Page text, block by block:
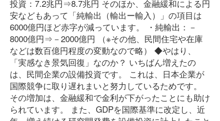
投資：7.2兆円⇒8.7兆円 そのほか、金融緩和による円
安などもあって「純輸出（輸出ー輸入）」の項目は
6000億円ほど赤字が減っています。 ・純輸出：－
8000億円⇒－2000億円 （※その他、民間住宅や在庫
などは数百億円程度の変動なので略） ◆やはり、
「実感なき景気回復」なのか？ いちばん増えたの
は、民間企業の設備投資です。 これは、日本企業が
国際競争に取り遅れまいと努力しているためです。
その増加は、金融緩和で金利が下がったことにも助け
られています。 また、GDPを国際基準に改定し、近